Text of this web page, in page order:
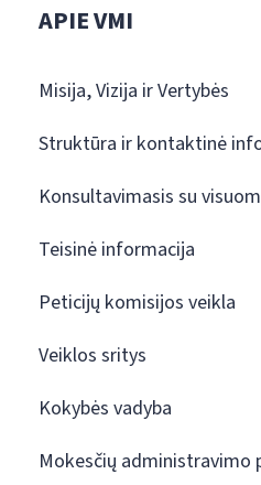
APIE VMI
Misija, Vizija ir Vertybės
Struktūra ir kontaktinė
Konsultavimasis su
Teisinė informacija
Peticijų komisijos veikla
Veiklos sritys
Kokybės vadyba
Mokesčių administravimo